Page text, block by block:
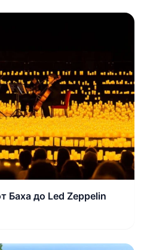
Баха до Led Zeppelin